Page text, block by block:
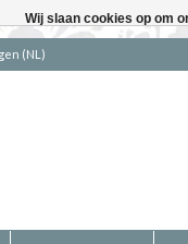
(NL)
Wij slaan cookies op om